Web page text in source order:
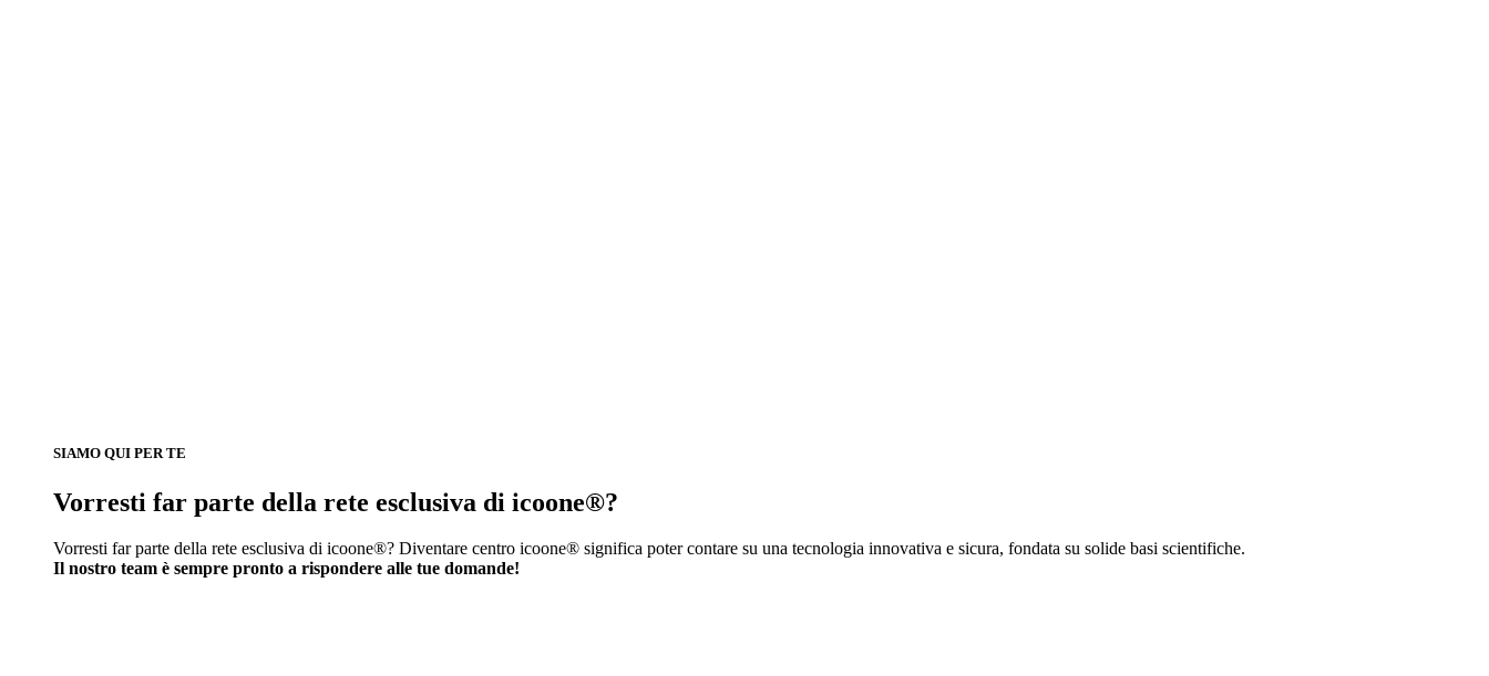
SIAMO QUI PER TE
Vorresti far parte della rete esclusiva di icoone®?
Vorresti far parte della rete esclusiva di icoone®? Diventare centro icoone® significa poter contare su una tecnologia innovativa e sicura, fondata su solide basi scientifiche.
Il nostro team è sempre pronto a rispondere alle tue domande!